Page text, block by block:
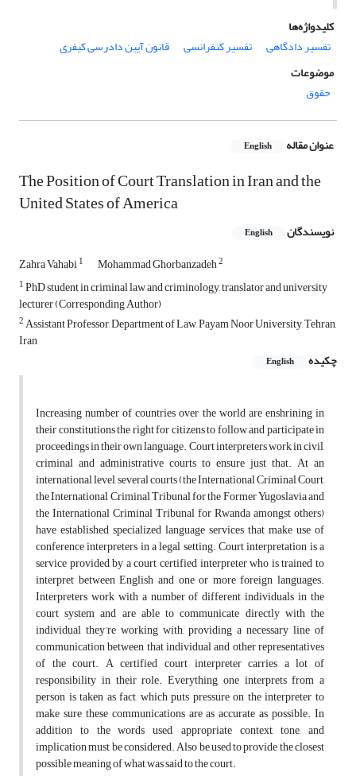
کلیدواژه‌ها
تفسیر دادگاهی
تفسیر کنفرانسی
قانون آیین دادرسی کیفری
موضوعات
حقوق
عنوان مقاله English
The Position of Court Translation in Iran and the
United States of America
نویسندگان English
Zahra Vahabi1 Mohammad Ghorbanzadeh2
1PhD student in criminal law and criminology, translator and university
lecturer (Corresponding Author)
2Assistant Professor, Department of Law, Payam Noor University, Tehran,
Iran
چکیده
English
Increasing number of countries over the world are enshrining in
their constitutions the right for citizens to follow and participate in
proceedings in their own language. Court interpreters work in civil,
criminal and administrative courts to ensure just that. At an
international level, several courts (the International Criminal Court,
the International Criminal Tribunal for the Former Yugoslavia and
the International Criminal Tribunal for Rwanda amongst others)
have established specialized language services that make use of
conference interpreters in a legal setting. Court interpretation is a
service provided by a court certified interpreter who is trained to
interpret between English and one or more foreign languages.
Interpreters work with a number of different individuals in the
court system and are able to communicate directly with the
individual they’re working with, providing a necessary line of
communication between that individual and other representatives
of the court. A certified court interpreter carries a lot of
responsibility in their role. Everything one interprets from a
person is taken as fact, which puts pressure on the interpreter to
make sure these communications are as accurate as possible. In
addition to the words used, appropriate context, tone, and
implication must be considered. Also be used to provide the closest
possible meaning of what was said to the court.